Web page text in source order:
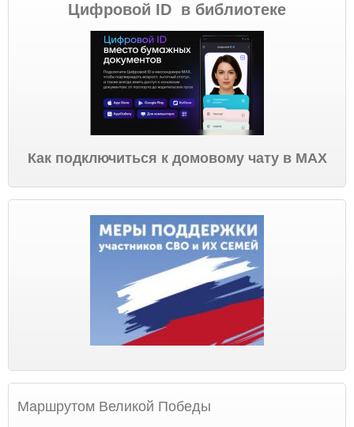
Цифровой ID в библиотеке
Как подключиться к домовому чату в МАХ
Маршрутом Великой Победы